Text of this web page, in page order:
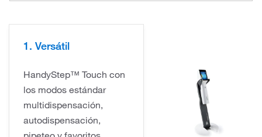
1. Versátil
HandyStep™ Touch con
los modos estándar
multidispensación,
autodispensación,